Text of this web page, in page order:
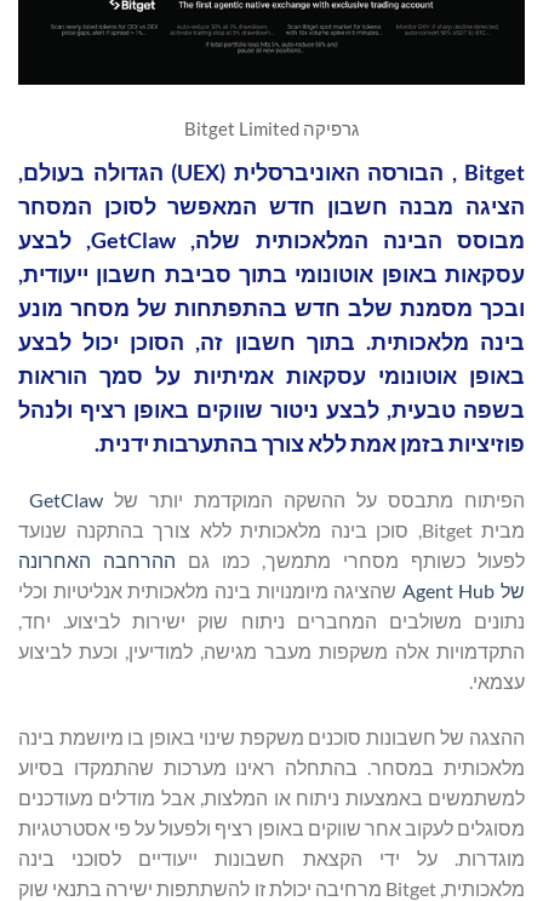
גרפיקה Bitget Limited
Bitget , הבורסה האוניברסלית (UEX) הגדולה בעולם,
הציגה מבנה חשבון חדש המאפשר לסוכן המסחר
מבוסס הבינה המלאכותית שלה, GetClaw, לבצע
עסקאות באופן אוטונומי בתוך סביבת חשבון ייעודית,
ובכך מסמנת שלב חדש בהתפתחות של מסחר מונע
בינה מלאכותית. בתוך חשבון זה, הסוכן יכול לבצע
באופן אוטונומי עסקאות אמיתיות על סמך הוראות
בשפה טבעית, לבצע ניטור שווקים באופן רציף ולנהל
פוזיציות בזמן אמת ללא צורך בהתערבות ידנית.
הפיתוח מתבסס על ההשקה המוקדמת יותר של GetClaw
מבית Bitget, סוכן בינה מלאכותית ללא צורך בהתקנה שנועד
לפעול כשותף מסחרי מתמשך, כמו גם ההרחבה האחרונה
של Agent Hub שהציגה מיומנויות בינה מלאכותית אנליטיות וכלי
נתונים משולבים המחברים ניתוח שוק ישירות לביצוע. יחד,
התקדמויות אלה משקפות מעבר מגישה, למודיעין, וכעת לביצוע
עצמאי.
ההצגה של חשבונות סוכנים משקפת שינוי באופן בו מיושמת בינה
מלאכותית במסחר. בהתחלה ראינו מערכות שהתמקדו בסיוע
למשתמשים באמצעות ניתוח או המלצות, אבל מודלים מעודכנים
מסוגלים לעקוב אחר שווקים באופן רציף ולפעול על פי אסטרטגיות
מוגדרות. על ידי הקצאת חשבונות ייעודיים לסוכני בינה
מלאכותית, Bitget מרחיבה יכולת זו להשתתפות ישירה בתנאי שוק